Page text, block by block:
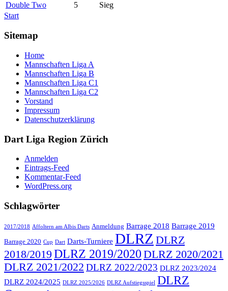
Double Two
5
Sieg
Start
Sitemap
Home
Mannschaften Liga A
Mannschaften Liga B
Mannschaften Liga C1
Mannschaften Liga C2
Vorstand
Impressum
Datenschutzerklärung
Dart Liga Region Zürich
Anmelden
Eintrags-Feed
Kommentar-Feed
WordPress.org
Schlagwörter
2017/2018 Affoltern am Albis Darts Anmeldung Barrage 2018 Barrage 2019
Barrage 2020 Cup Dart Darts-Turniere DLRZ DLRZ
2018/2019 DLRZ 2019/2020 DLRZ 2020/2021
DLRZ 2021/2022 DLRZ 2022/2023 DLRZ 2023/2024
DLRZ 2024/2025 DLRZ 2025/2026 DLRZ Aufstiegsspiel DLRZ